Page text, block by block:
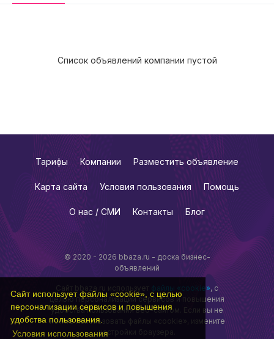
Сайт использует файлы «cookie», с целью
персонализации сервисов и повышения
удобства пользования.
Условия использования
Список объявлений компании пустой
© 2020 - 2026 bbaza.ru - доска бизнес-
объявлений
Сайт bbaza.ru использует файлы «cookie», с
целью персонализации сервисов и повышения
удобства пользования веб-сайтом. Если вы не
хотите использовать файлы «cookie», измените
настройки браузера.
Тарифы Компании Разместить объявление
Карта сайта Условия пользования Помощь
О нас / СМИ Контакты Блог